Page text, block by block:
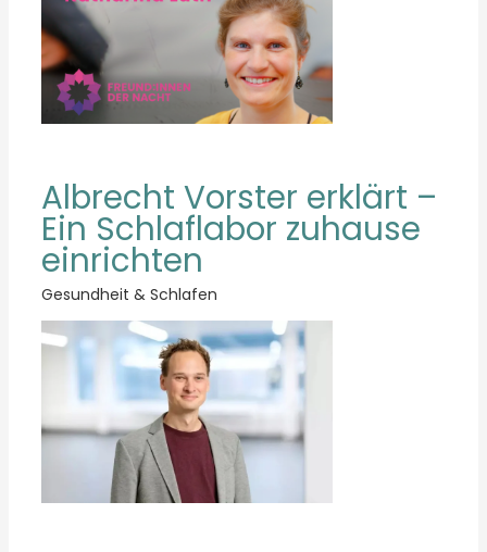
Albrecht Vorster erklärt –
Ein Schlaflabor zuhause
einrichten
Gesundheit & Schlafen